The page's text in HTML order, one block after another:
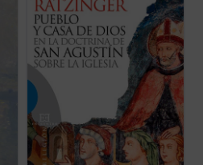
concepto central de este libro, redactado
como tesis doctoral por Joseph Ratzinger
y que supuso su brillante entrada en el
mundo de la investigación teológica. En ...
(ver ficha)